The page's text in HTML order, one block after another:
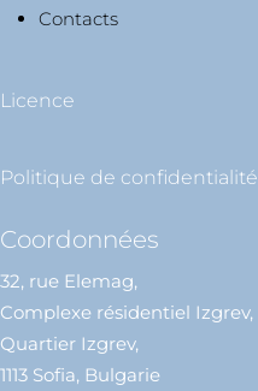
Contacts
Licence
Politique de confidentialité
Coordonnées​
32, rue Elemag,
Complexe résidentiel Izgrev,
Quartier Izgrev,
1113 Sofia, Bulgarie